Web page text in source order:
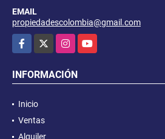
EMAIL
propiedadescolombia@gmail.com
Facebook
InstagramYouTube
INFORMACIÓN
Inicio
Ventas
Alquiler